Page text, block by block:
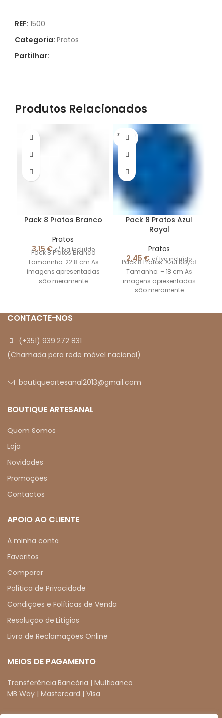
REF: 1500
Categoria: Pratos
Partilhar:
Produtos Relacionados
Pack 8 Pratos Branco
Pratos
3,15 € c/ Iva incluído
Pack 8 Pratos Branco
Tamannho: 22.8 cm As
imagens apresentadas
são meramente
S/STO
CK
Pack 8 Pratos Azul
Royal
Pratos
2,45 € c/ Iva incluído
Pack 8 Pratos Azul Royal
Tamanho: – 18 cm As
imagens apresentadas
são meramente
CONTACTE-NOS
(+351) 939 272 831
(Chamada para rede móvel nacional)
boutiqueartesanal2013@gmail.com
BOUTIQUE ARTESANAL
Quem Somos
Loja
Novidades
Promoções
Contactos
APOIO AO CLIENTE
A minha conta
Favoritos
Comparar
Política de Privacidade
Condições e Políticas de Venda
Resolução de Litígios
Livro de Reclamações Online
MEIOS DE PAGAMENTO
Transferência Bancária | Multibanco
MB Way | Mastercard | Visa